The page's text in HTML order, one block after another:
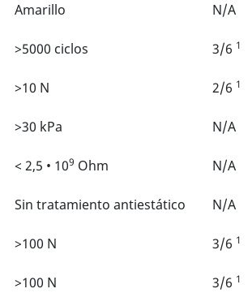
Amarillo N/A
>5000 ciclos 3/6 1
>10 N 2/6 1
>30 kPa N/A
< 2,5 • 109 Ohm N/A
Sin tratamiento antiestático N/A
>100 N 3/6 1
>100 N 3/6 1